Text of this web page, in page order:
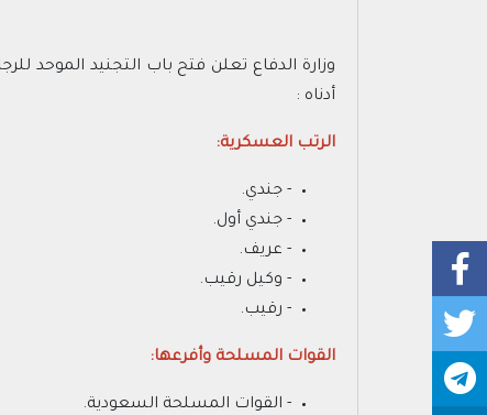
أدناه :
الرتب العسكرية:
- جندي.
- جندي أول.
- عريف.
- وكيل رقيب.
- رقيب.
القوات المسلحة وأفرعها:
- القوات المسلحة السعودية.